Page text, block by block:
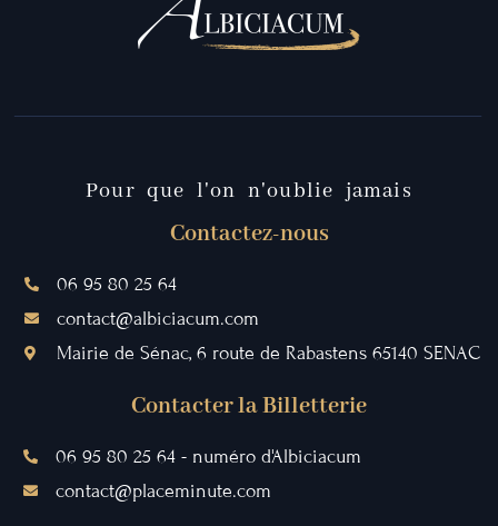
Pour que l'on n'oublie jamais
Contactez-nous
06 95 80 25 64
contact@albiciacum.com
Mairie de Sénac, 6 route de Rabastens 65140 SENAC
Contacter la Billetterie
06 95 80 25 64 - numéro d'Albiciacum
contact@placeminute.com